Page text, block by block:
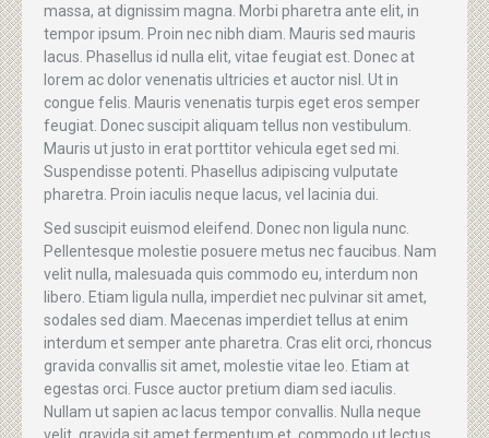
massa, at dignissim magna. Morbi pharetra ante elit, in
tempor ipsum. Proin nec nibh diam. Mauris sed mauris
lacus. Phasellus id nulla elit, vitae feugiat est. Donec at
lorem ac dolor venenatis ultricies et auctor nisl. Ut in
congue felis. Mauris venenatis turpis eget eros semper
feugiat. Donec suscipit aliquam tellus non vestibulum.
Mauris ut justo in erat porttitor vehicula eget sed mi.
Suspendisse potenti. Phasellus adipiscing vulputate
pharetra. Proin iaculis neque lacus, vel lacinia dui.
Sed suscipit euismod eleifend. Donec non ligula nunc.
Pellentesque molestie posuere metus nec faucibus. Nam
velit nulla, malesuada quis commodo eu, interdum non
libero. Etiam ligula nulla, imperdiet nec pulvinar sit amet,
sodales sed diam. Maecenas imperdiet tellus at enim
interdum et semper ante pharetra. Cras elit orci, rhoncus
gravida convallis sit amet, molestie vitae leo. Etiam at
egestas orci. Fusce auctor pretium diam sed iaculis.
Nullam ut sapien ac lacus tempor convallis. Nulla neque